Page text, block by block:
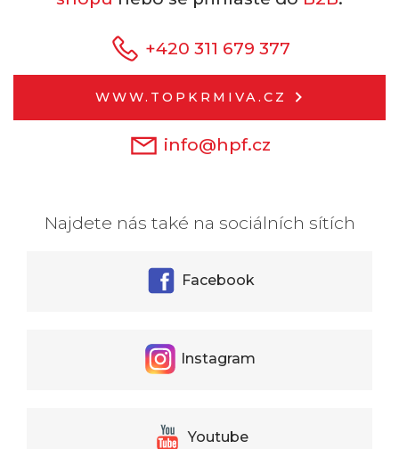
+420 311 679 377
WWW.TOPKRMIVA.CZ
info@hpf.cz
Najdete nás také na sociálních sítích
Facebook
Instagram
Youtube